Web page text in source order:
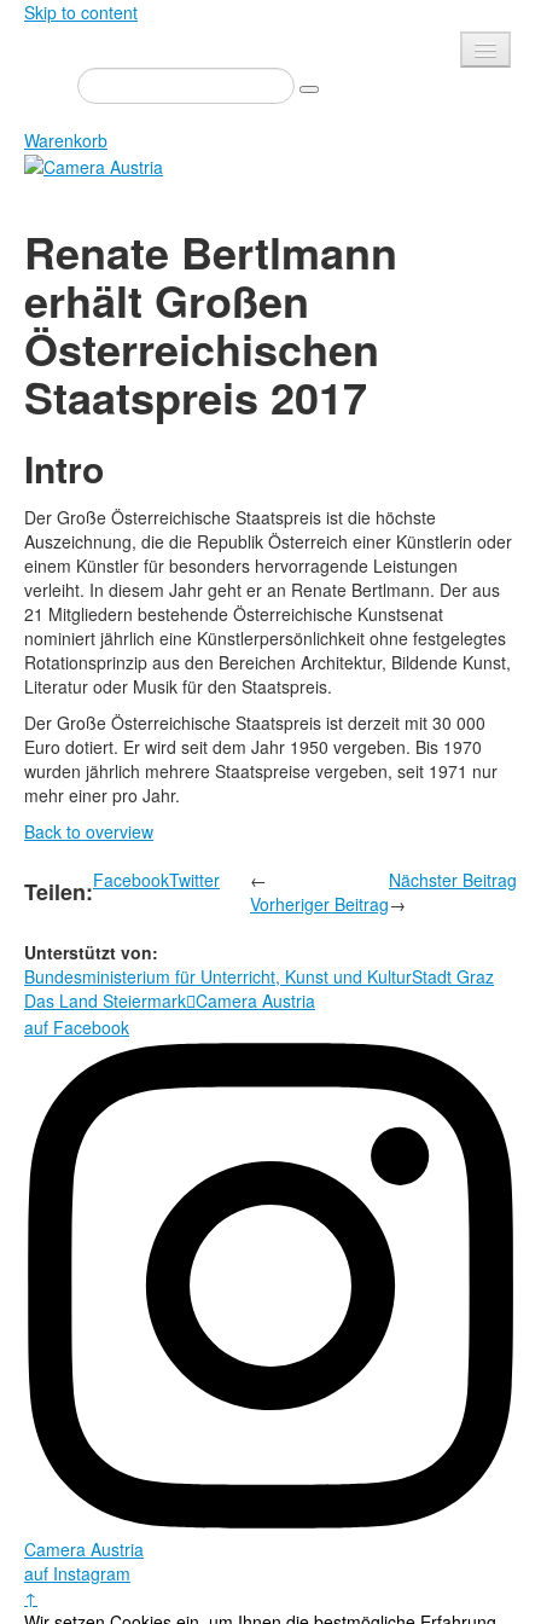
Skip to content
Presse
Veranstaltungen
Newsletter
Über uns
Ausschreibungen
Shop
Datenschutz
Warenkorb
Zeitschrift
Ausstellungen
Bücher
Edition
Bibliothek
Camera Austria Preis
Rechtliche Informationen
Renate Bertlmann
erhält Großen
Österreichischen
Staatspreis 2017
Intro
Der Große Österreichische Staatspreis ist die höchste
Auszeichnung, die die Republik Österreich einer Künstlerin oder
einem Künstler für besonders hervorragende Leistungen
verleiht. In diesem Jahr geht er an Renate Bertlmann. Der aus
21 Mitgliedern bestehende Österreichische Kunstsenat
nominiert jährlich eine Künstlerpersönlichkeit ohne festgelegtes
Rotationsprinzip aus den Bereichen Architektur, Bildende Kunst,
Literatur oder Musik für den Staatspreis.
Der Große Österreichische Staatspreis ist derzeit mit 30 000
Euro dotiert. Er wird seit dem Jahr 1950 vergeben. Bis 1970
wurden jährlich mehrere Staatspreise vergeben, seit 1971 nur
mehr einer pro Jahr.
Back to overview
Teilen:FacebookTwitter
←
Vorheriger Beitrag
Nächster Beitrag
→
Unterstützt von:
Bundesministerium für Unterricht, Kunst und KulturStadt Graz
Das Land SteiermarkCamera Austria
auf Facebook
Camera Austria
auf Instagram
↑